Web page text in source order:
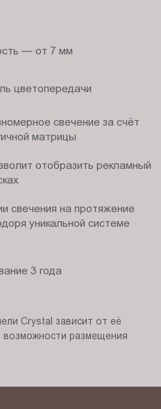
— от 7 мм
цветопередачи
свечение за счёт
матрицы
отобразить рекламный
свечения на протяжение
уникальной системе
3 года
Crystal зависит от её
возможности размещения